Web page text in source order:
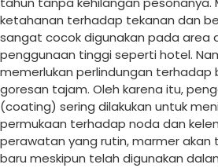
ketahanan terhadap tekanan dan
sangat cocok digunakan pada area
penggunaan tinggi seperti hotel.
memerlukan perlindungan terhadap
goresan tajam. Oleh karena itu,
(coating) sering dilakukan untuk
permukaan terhadap noda dan
perawatan yang rutin, marmer
baru meskipun telah digunakan